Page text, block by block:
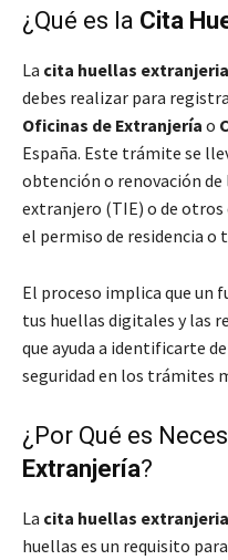
¿Qué es la Cita
La cita huellas extranjeria
debes realizar para
Oficinas de Extranjería o
España. Este trámite se
obtención o renovación
extranjero (TIE) o de
el permiso de residencia o
El proceso implica que un
tus huellas digitales y las
que ayuda a identificarte
seguridad en los trámites
¿Por Qué es
Extranjería?
La cita huellas extranjeria
huellas es un requisito